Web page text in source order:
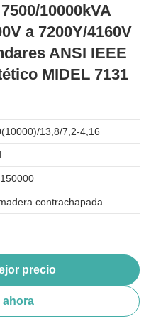
10000kVA
a 7200Y/4160V
ANSI IEEE
MIDEL 7131
13,8/7,2-4,16
contrachapada
precio
ahora